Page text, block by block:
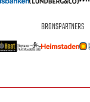
BRONSPARTNERS